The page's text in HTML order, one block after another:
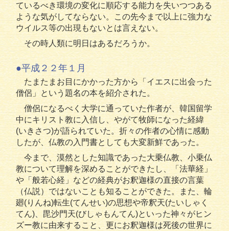
ているべき環境の変化に順応する能力を失いつつある
ような気がしてならない。この先今まで以上に強力な
ウイルス等の出現もないとは言えない。
その時人類に明日はあるだろうか。
●平成２２年１月
たまたまお目にかかった方から「イエスに出会った
僧侶」という題名の本を紹介された。
僧侶になるべく大学に通っていた作者が、韓国留学
中にキリスト教に入信し、やがて牧師になった経緯
(いきさつ)が語られていた。折々の作者の心情に感動
したが、仏教の入門書としても大変新鮮であった。
今まで、漠然とした知識であった大乗仏教、小乗仏
教について理解を深めることができたし、「法華経」
や「般若心経」などの経典がお釈迦様の直接の言葉
（仏説）ではないことも知ることができた。また、輪
廻(りんね)転生(てんせい)の思想や帝釈天(たいしゃく
てん)、毘沙門天(びしゃもんてん)といった神々がヒン
ズー教に由来すること、更にお釈迦様は死後の世界に